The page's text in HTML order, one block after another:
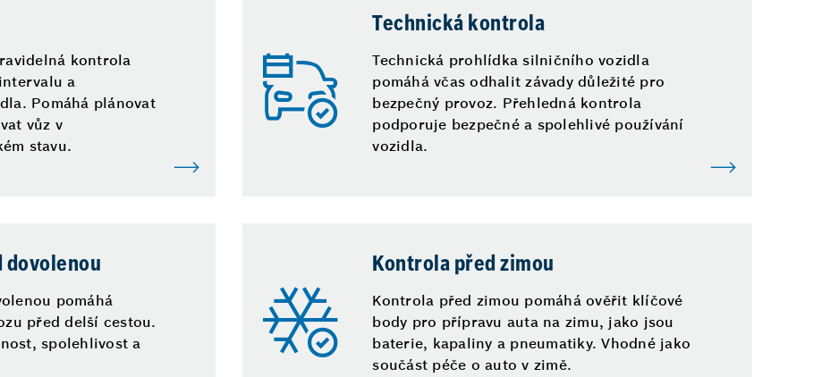
kontrola
a
Pomáhá plánovat
vůz v
stavu.
Technická kontrola
Technická prohlídka silničního vozidla
pomáhá včas odhalit závady důležité pro
bezpečný provoz. Přehledná kontrola
podporuje bezpečné a spolehlivé používání
vozidla.
dovolenou
pomáhá
před delší cestou.
spolehlivost a
Kontrola před zimou
Kontrola před zimou pomáhá ověřit klíčové
body pro přípravu auta na zimu, jako jsou
baterie, kapaliny a pneumatiky. Vhodné jako
součást péče o auto v zimě.